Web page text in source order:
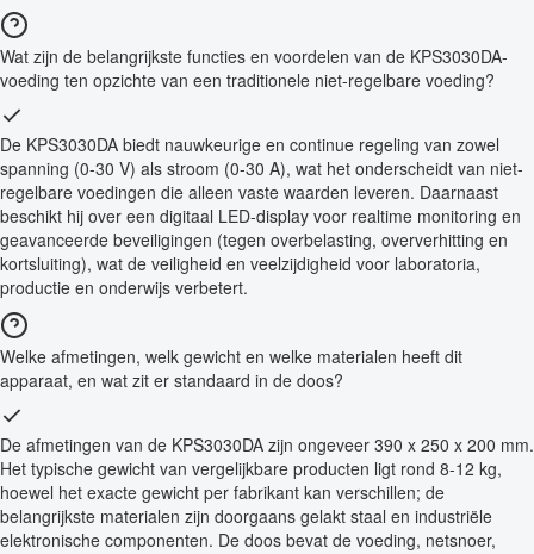
Wat zijn de belangrijkste functies en voordelen van de KPS3030DA-
voeding ten opzichte van een traditionele niet-regelbare voeding?
De KPS3030DA biedt nauwkeurige en continue regeling van zowel
spanning (0-30 V) als stroom (0-30 A), wat het onderscheidt van niet-
regelbare voedingen die alleen vaste waarden leveren. Daarnaast
beschikt hij over een digitaal LED-display voor realtime monitoring en
geavanceerde beveiligingen (tegen overbelasting, oververhitting en
kortsluiting), wat de veiligheid en veelzijdigheid voor laboratoria,
productie en onderwijs verbetert.
Welke afmetingen, welk gewicht en welke materialen heeft dit
apparaat, en wat zit er standaard in de doos?
De afmetingen van de KPS3030DA zijn ongeveer 390 x 250 x 200 mm.
Het typische gewicht van vergelijkbare producten ligt rond 8-12 kg,
hoewel het exacte gewicht per fabrikant kan verschillen; de
belangrijkste materialen zijn doorgaans gelakt staal en industriële
elektronische componenten. De doos bevat de voeding, netsnoer,